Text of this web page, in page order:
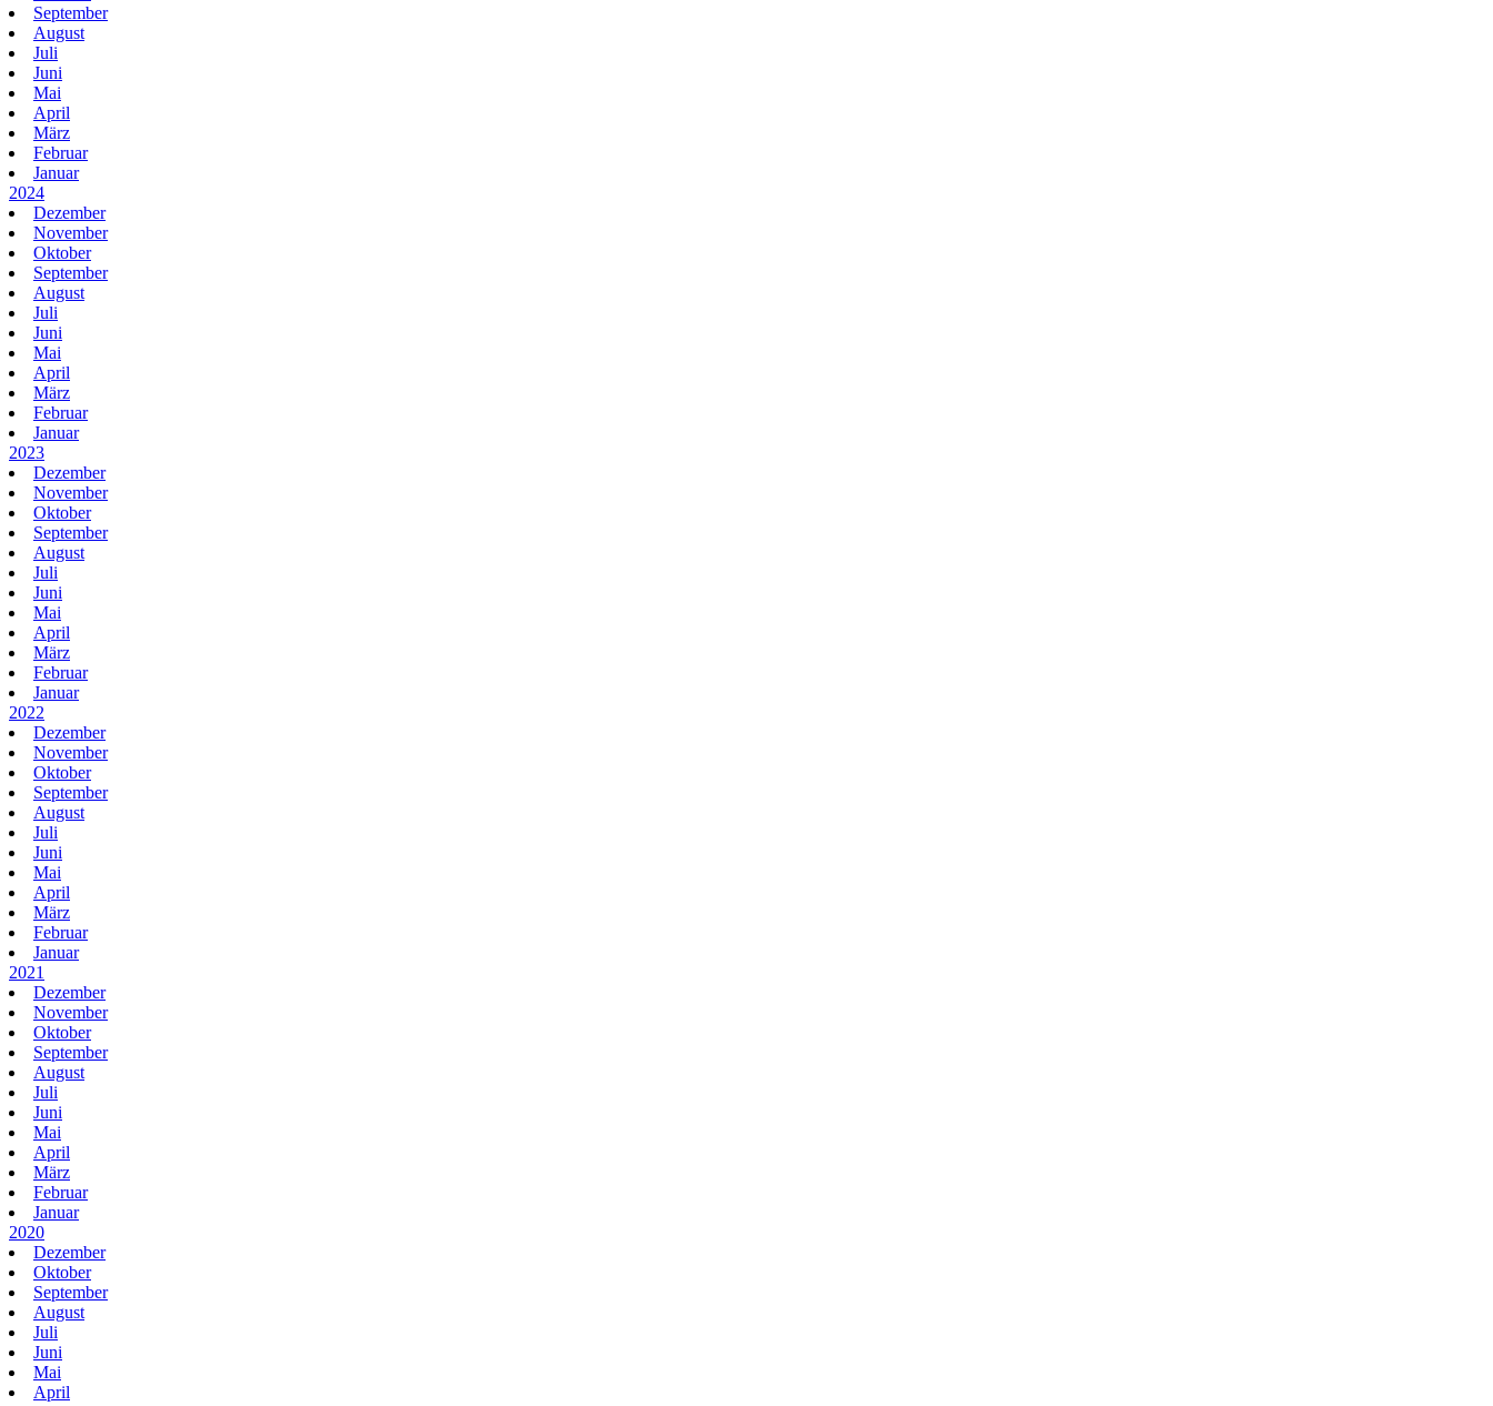
September
August
Juli
Juni
Mai
April
März
Februar
Januar
2024
Dezember
November
Oktober
September
August
Juli
Juni
Mai
April
März
Februar
Januar
2023
Dezember
November
Oktober
September
August
Juli
Juni
Mai
April
März
Februar
Januar
2022
Dezember
November
Oktober
September
August
Juli
Juni
Mai
April
März
Februar
Januar
2021
Dezember
November
Oktober
September
August
Juli
Juni
Mai
April
März
Februar
Januar
2020
Dezember
Oktober
September
August
Juli
Juni
Mai
April